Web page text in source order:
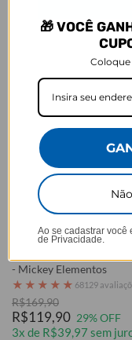
Cores:
- Mickey Elementos
★ ★ ★ ★ ★ 68129
R$169,90
R$119,90 29% OFF
3x de R$39,97 sem
🎁 VOCÊ
Ao se cadastrar você
de Privacidade.